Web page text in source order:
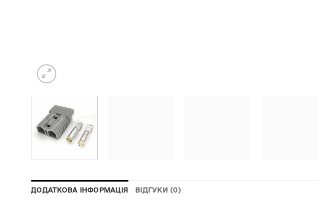
ДОДАТКОВА ІНФОРМАЦІЯ ВІДГУКИ (0)